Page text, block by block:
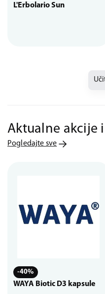
L'Erbolario Sun
Aktualne akcije
Pogledajte sve
-40%
WAYA Biotic D3 kapsule